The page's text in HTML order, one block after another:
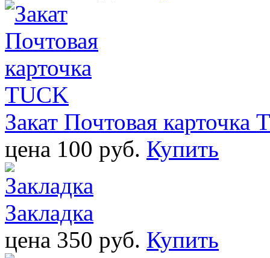
Закат Почтовая карточка
цена 100 pуб. Купить
Закладка
цена 350 pуб. Купить